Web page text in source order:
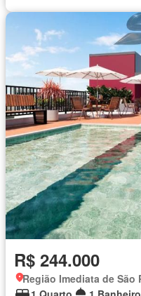
R$ 244.000